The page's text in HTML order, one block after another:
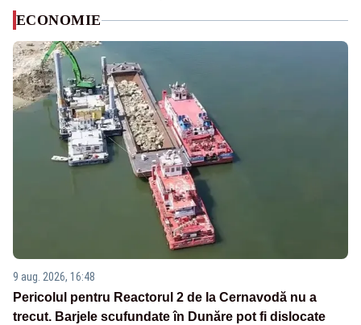
ECONOMIE
9 aug. 2026, 16:48
Pericolul pentru Reactorul 2 de la Cernavodă nu a
trecut. Barjele scufundate în Dunăre pot fi dislocate